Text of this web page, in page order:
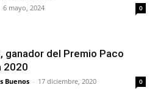
6 mayo, 2024 0
ganador del Premio Paco
2020
Buenos - 17 diciembre, 2020 0